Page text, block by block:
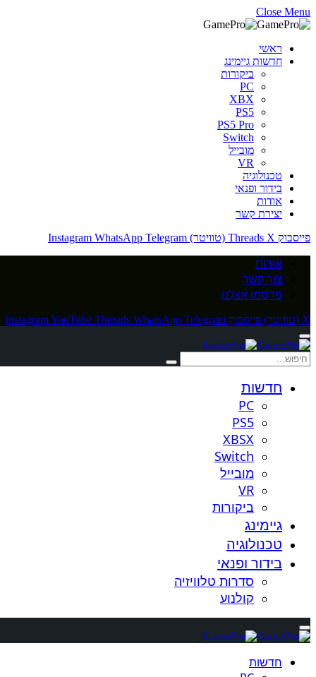
Close Menu
ראשי
חדשות גיימינג
ביקורות
PC
XBX
PS5
PS5 Pro
Switch
מובייל
VR
טכנולוגיה
בידור ופנאי
אודות
יצירת קשר
פייסבוק
Threads X (טוויטר) Instagram WhatsApp Telegram
אודות
צור קשר
פרסמו אצלנו
X (טוויטר) פייסבוק InstagramYouTube Threads WhatsApp Telegram
חדשות
PC
PS5
XBSX
Switch
מובייל
VR
ביקורות
גיימינג
טכנולוגיה
בידור ופנאי
סדרות טלוויזיה
קולנוע
חדשות